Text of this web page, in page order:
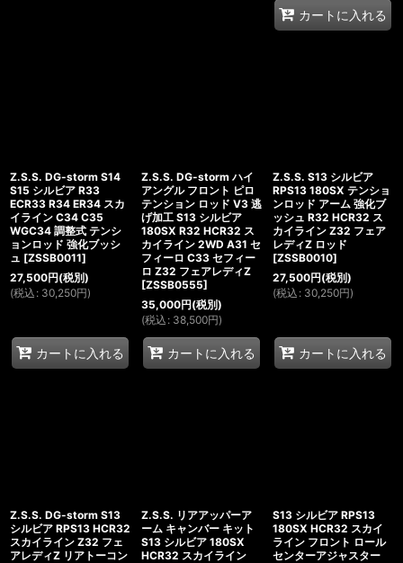
カートに入れる
Z.S.S. DG-storm S14
S15 シルビア R33
ECR33 R34 ER34 スカ
イライン C34 C35
WGC34 調整式 テンシ
ョンロッド 強化ブッシ
ュ [ZSSB0011]
27,500円(税別)
(税込 : 30,250円)
カートに入れる
Z.S.S. DG-storm ハイ
アングル フロント ピロ
テンション ロッド V3 逃
げ加工 S13 シルビア
180SX R32 HCR32 ス
カイライン 2WD A31 セ
フィーロ C33 セフィー
ロ Z32 フェアレディZ
[ZSSB0555]
35,000円(税別)
(税込 : 38,500円)
カートに入れる
Z.S.S. S13 シルビア
RPS13 180SX テンショ
ンロッド アーム 強化ブ
ッシュ R32 HCR32 ス
カイライン Z32 フェア
レディZ ロッド
[ZSSB0010]
27,500円(税別)
(税込 : 30,250円)
カートに入れる
Z.S.S. DG-storm S13
シルビア RPS13 HCR32
スカイライン Z32 フェ
アレディZ リアトーコン
Z.S.S. リアアッパーア
ーム キャンバー キット
S13 シルビア 180SX
HCR32 スカイライン
S13 シルビア RPS13
180SX HCR32 スカイ
ライン フロント ロール
センターアジャスター